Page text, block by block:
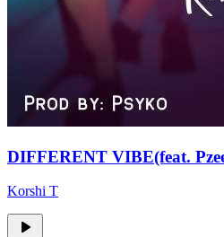
DIFFERENT VIBE(feat.
Korshi T